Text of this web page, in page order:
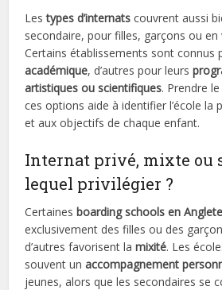
Lestypes d’internats couvrent aussi
secondaire, pour filles, garçons ou en
Certains établissements sont connus
académique, d’autres pour leurs
artistiques ou scientifiques. Prendre
ces options aide à identifier l’école la
et aux objectifs de chaque enfant.
Internat privé, mixte ou
lequel privilégier ?
Certainesboarding schools en
exclusivement des filles ou des
d’autres favorisent lamixité. Les
souvent unaccompagnement
jeunes, alors que les secondaires se